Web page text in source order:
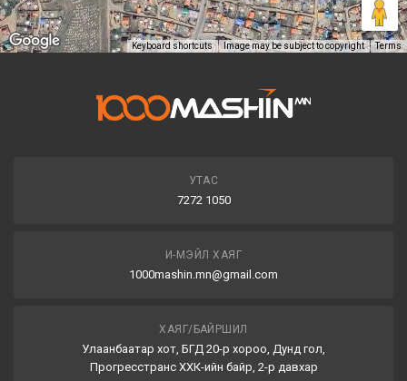
Keyboard shortcuts Image may be subject to copyright Terms
УТАС
7272 1050
И-МЭЙЛ ХАЯГ
1000mashin.mn@gmail.com
ХАЯГ/БАЙРШИЛ
Улаанбаатар хот, БГД 20-р хороо, Дунд гол,
Прогресстранс ХХК-ийн байр, 2-р давхар